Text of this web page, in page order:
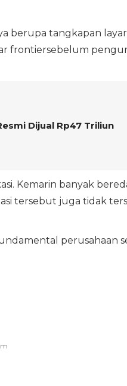
berupa tangkapan
frontiersebelum
Dijual Rp47 Triliun
Kemarin banyak
tersebut juga tidak
perusahaan